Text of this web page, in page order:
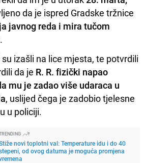
da je ispred Gradske tržnice
javnog reda i mira tučom
.
izašli na lice mjesta, te potvrdili
da je R. R. fizički napao
mu je zadao više udaraca u
, uslijed čega je zadobio tjelesne
u policiji.
novi toplotni val: Temperature idu i do 40
od ovog datuma je moguća promjena